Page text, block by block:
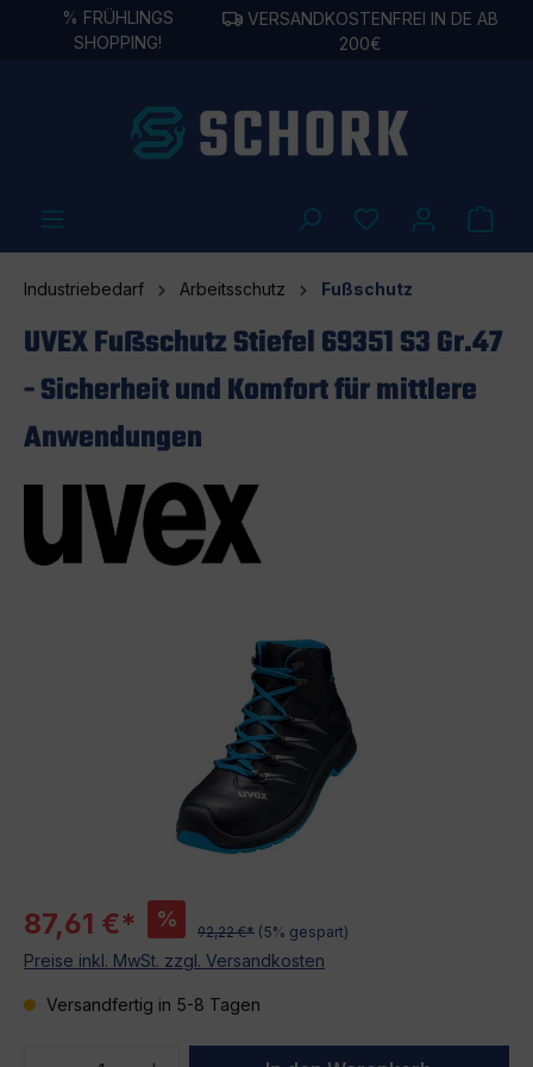
springen
% FRÜHLINGS
SHOPPING!
VERSANDKOSTENFREI IN DE AB
200€
Industriebedarf Arbeitsschutz Fußschutz
UVEX Fußschutz Stiefel 69351 S3 Gr.47
- Sicherheit und Komfort für mittlere
Anwendungen
87,61 €* %
92,22 €* (5% gespart)
Preise inkl. MwSt. zzgl. Versandkosten
Versandfertig in 5-8 Tagen